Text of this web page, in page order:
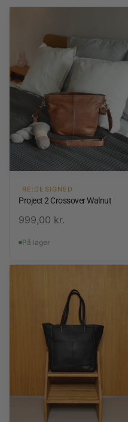
RE:DESIGNED
Project 2 Crossover Walnut
999,00 kr.
På lager